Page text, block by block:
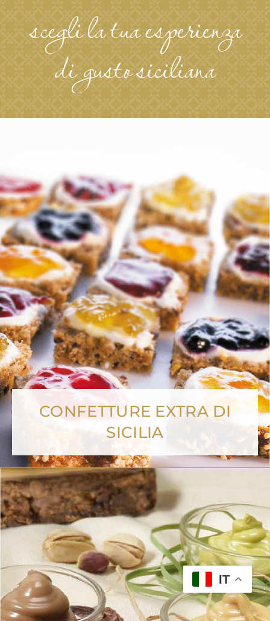
scegli la tua esperienza
di gusto siciliana
CONFETTURE EXTRA DI
SICILIA
IT